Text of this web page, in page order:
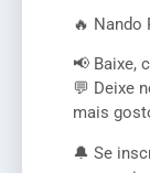
🔥 Nando
📢 Baixe,
💬 Deixe
mais
🔔 Se